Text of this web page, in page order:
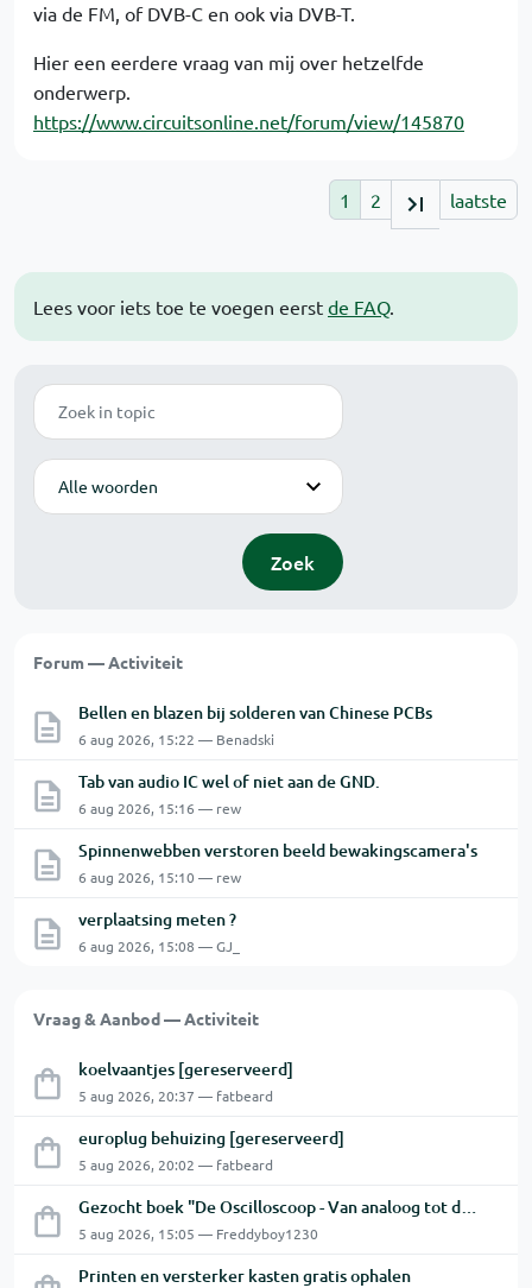
Lees voor iets toe te voegen eerst de FAQ.
Zoek
Modus
Zoek
Forum — Activiteit
Bellen en blazen bij solderen van Chinese PCBs
6 aug 2026, 15:22 — Benadski
Tab van audio IC wel of niet aan de GND.
6 aug 2026, 15:16 — rew
Spinnenwebben verstoren beeld bewakingscamera's
6 aug 2026, 15:10 — rew
verplaatsing meten ?
6 aug 2026, 15:08 — GJ_
Vraag & Aanbod — Activiteit
koelvaantjes [gereserveerd]
5 aug 2026, 20:37 — fatbeard
europlug behuizing [gereserveerd]
5 aug 2026, 20:02 — fatbeard
Gezocht boek "De Oscilloscoop - Van analoog tot digitaal"
5 aug 2026, 15:05 — Freddyboy1230
Printen en versterker kasten gratis ophalen
via de FM, of DVB-C en ook via DVB-T.
Hier een eerdere vraag van mij over hetzelfde
onderwerp.
https://www.circuitsonline.net/forum/view/145870
1 2 laatste